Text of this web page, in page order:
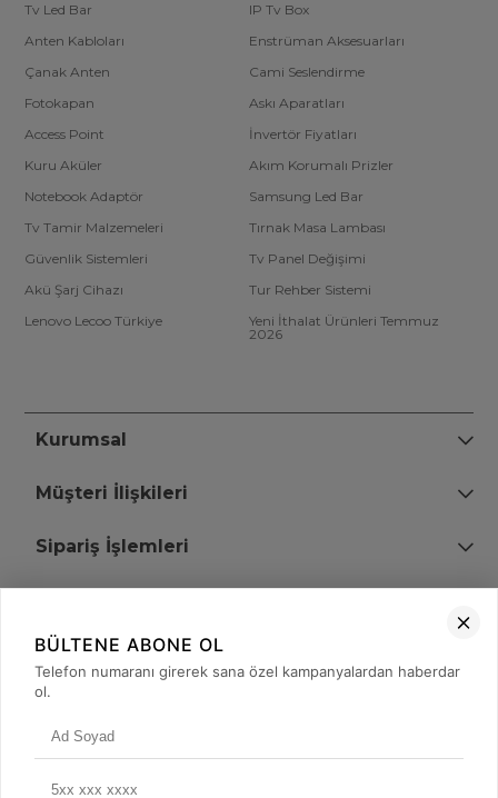
Tv Led Bar
IP Tv Box
Anten Kabloları
Enstrüman Aksesuarları
Çanak Anten
Cami Seslendirme
Fotokapan
Askı Aparatları
Access Point
İnvertör Fiyatları
Kuru Aküler
Akım Korumalı Prizler
Notebook Adaptör
Samsung Led Bar
Tv Tamir Malzemeleri
Tırnak Masa Lambası
Güvenlik Sistemleri
Tv Panel Değişimi
Akü Şarj Cihazı
Tur Rehber Sistemi
Lenovo Lecoo Türkiye
Yeni İthalat Ürünleri Temmuz
2026
Kurumsal
Müşteri İlişkileri
Sipariş İşlemleri
+90 (850) 473 08 08
BÜLTENE ABONE OL
Telefon numaranı girerek sana özel kampanyalardan haberdar
ol.